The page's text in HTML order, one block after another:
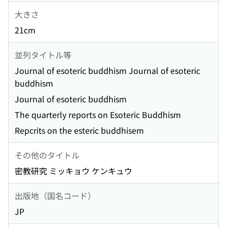
大きさ
21cm
並列タイトル等
Journal of esoteric buddhism Journal of esoteric
buddhism
Journal of esoteric buddhism
The quarterly reports on Esoteric Buddhism
Repcrits on the esteric buddhisem
その他のタイトル
密教研究 ミッキョウ ケンキュウ
出版地（国名コード）
JP